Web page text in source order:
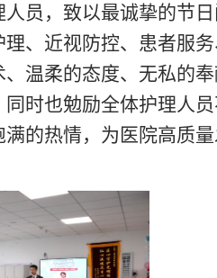
员，致以最诚挚的节
、近视防控、患者服
温柔的态度、无私的
时也勉励全体护理人员
的热情，为医院高质